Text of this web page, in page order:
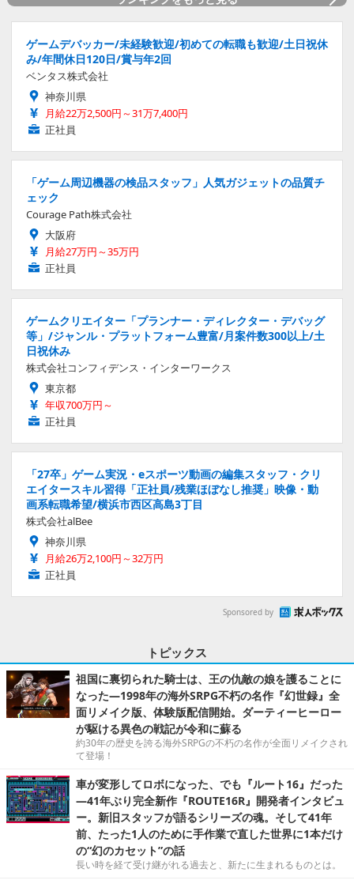
ゲームデバッカー/未経験歓迎/初めての転職も歓迎/土日祝休
み/年間休日120日/賞与年2回
ベンタス株式会社
神奈川県
月給22万2,500円～31万7,400円
正社員
「ゲーム周辺機器の検品スタッフ」人気ガジェットの品質チ
ェック
Courage Path株式会社
大阪府
月給27万円～35万円
正社員
ゲームクリエイター「プランナー・ディレクター・デバッグ
等」/ジャンル・プラットフォーム豊富/月案件数300以上/土
日祝休み
株式会社コンフィデンス・インターワークス
東京都
年収700万円～
正社員
「27卒」ゲーム実況・eスポーツ動画の編集スタッフ・クリ
エイタースキル習得「正社員/残業ほぼなし推奨」映像・動
画系転職希望/横浜市西区高島3丁目
株式会社alBee
神奈川県
月給26万2,100円～32万円
正社員
Sponsored by
トピックス
祖国に裏切られた騎士は、王の仇敵の娘を護ることに
なった―1998年の海外SRPG不朽の名作『幻世録』全
面リメイク版、体験版配信開始。ダーティーヒーロー
が駆ける異色の戦記が令和に蘇る
約30年の歴史を誇る海外SRPGの不朽の名作が全面リメイクされ
て登場！
車が変形してロボになった、でも『ルート16』だった
―41年ぶり完全新作『ROUTE16R』開発者インタビュ
ー。新旧スタッフが語るシリーズの魂。そして41年
前、たった1人のために手作業で直した世界に1本だけ
の“幻のカセット”の話
長い時を経て受け継がれる過去と、新たに生まれるものとは。